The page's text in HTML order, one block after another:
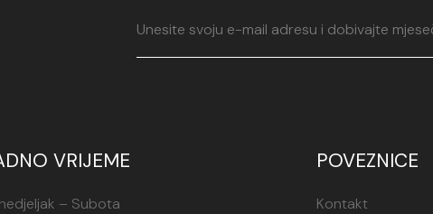
VRIJEME
– Subota
POVEZNICE
Kontakt